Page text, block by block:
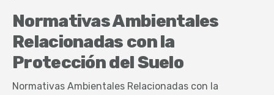
Normativas Ambientales
Relacionadas con la
Protección del Suelo
Normativas Ambientales Relacionadas con la